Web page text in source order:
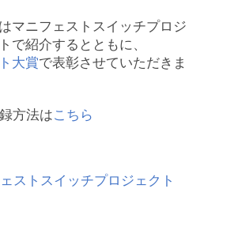
マニフェストスイッチプロジ
で紹介するとともに、
大賞で表彰させていただきま
方法はこちら